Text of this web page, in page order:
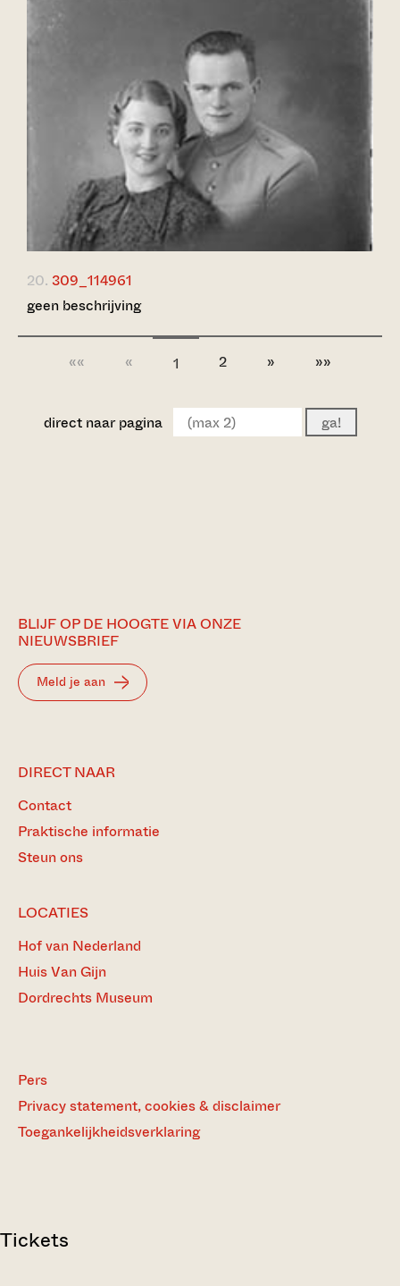
20. 309_114961
geen beschrijving
«« « 1 2 » »»
direct naar pagina ga!
BLIJF OP DE HOOGTE VIA ONZE
NIEUWSBRIEF
Meld je aan
DIRECT NAAR
Contact
Praktische informatie
Steun ons
LOCATIES
Hof van Nederland
Huis Van Gijn
Dordrechts Museum
Pers
Privacy statement, cookies & disclaimer
Toegankelijkheidsverklaring
Tickets